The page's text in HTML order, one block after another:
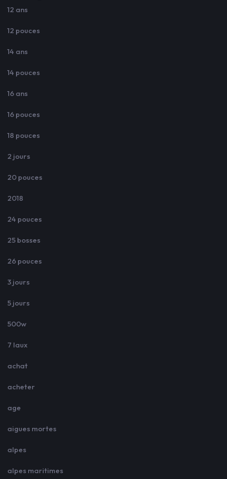
12 ans
12 pouces
14 ans
14 pouces
16 ans
16 pouces
18 pouces
2 jours
20 pouces
2018
24 pouces
25 bosses
26 pouces
3 jours
5 jours
500w
7 laux
achat
acheter
age
aigues mortes
alpes
alpes maritimes